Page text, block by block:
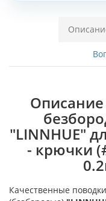
"LINNHUE"
- крючки
Качественные